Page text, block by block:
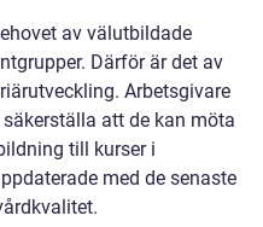
av välutbildade
Därför är det av
Arbetsgivare
att de kan möta
till kurser i
med de senaste